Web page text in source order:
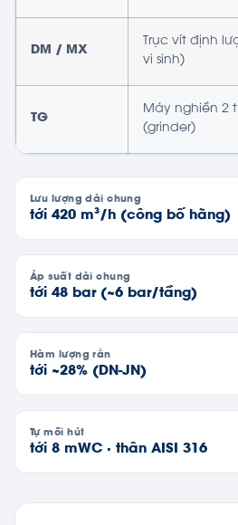
DM / MX
Trục vít định
vi sinh)
TG
Máy nghiền 2
(grinder)
Lưu lượng dải chung
tới 420 m³/h (công bố hãng)
Áp suất dải chung
tới 48 bar (~6 bar/tầng)
Hàm lượng rắn
tới ~28% (DN-JN)
Tự mồi hút
tới 8 mWC · thân AISI 316